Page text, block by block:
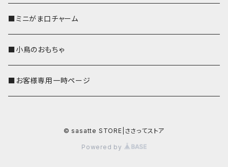
■ミニがま口チャーム
■小鳥のおもちゃ
■お客様専用一時ページ
© sasatte STORE|ささってストア
Powered by